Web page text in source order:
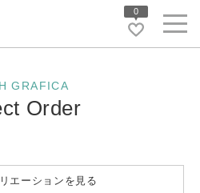
0
GRAFICA
Order
エーションを見る